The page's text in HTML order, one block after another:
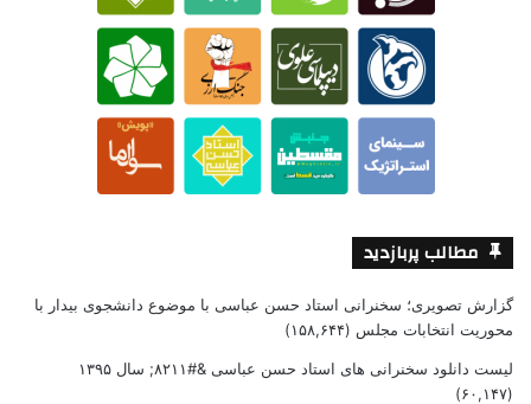
مطالب پربازدید
گزارش تصویری؛ سخنرانی استاد حسن عباسی با موضوع دانشجوی بیدار با
محوریت انتخابات مجلس (۱۵۸,۶۴۴)
لیست دانلود سخنرانی های استاد حسن عباسی &#۸۲۱۱; سال ۱۳۹۵
(۶۰,۱۴۷)